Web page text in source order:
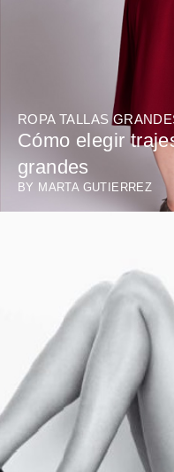
ROPA TALLAS
Cómo elegir
grandes
BY MARTA GUTIERREZ